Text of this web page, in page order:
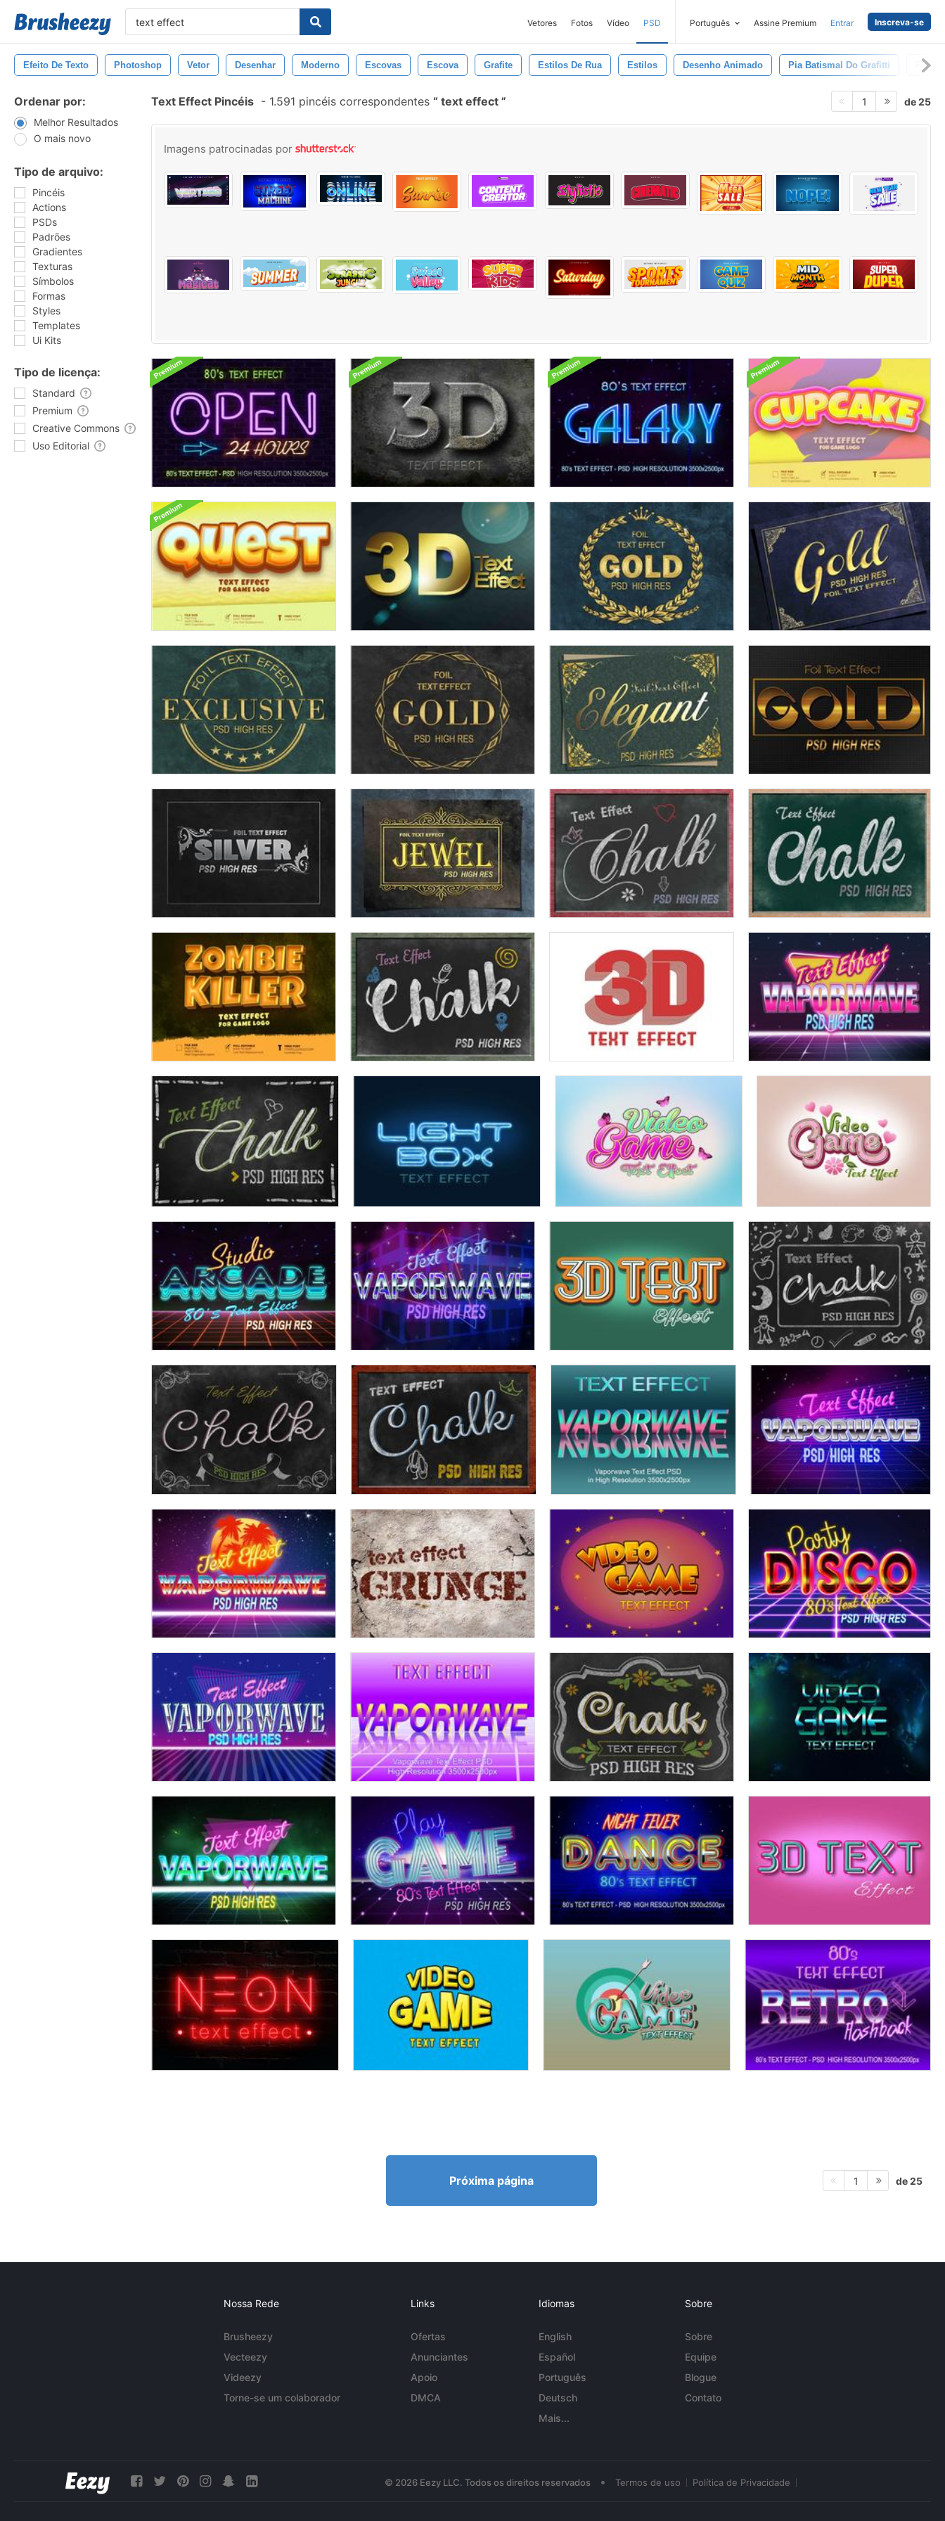
Vetores Fotos Vídeo PSD Português Assine Premium Entrar Inscreva-se
Efeito De Texto Photoshop Vetor Desenhar Moderno Escovas Escova Grafite Estilos De Rua Estilos Desenho Animado Pia Batismal Do Grafitti Fx Rua
Ordenar por:
Melhor Resultados
O mais novo
Tipo de arquivo:
Pincéis
Actions
PSDs
Padrões
Gradientes
Texturas
Símbolos
Formas
Styles
Templates
Ui Kits
Tipo de licença:
Standard
Premium
Creative Commons
Uso Editorial
Text Effect Pincéis - 1.591 pincéis correspondentes text effect 1 de 25
Imagens patrocinadas por
Próxima página 1 de 25
Nossa Rede
Brusheezy
Vecteezy
Videezy
Torne-se um colaborador
Links
Ofertas
Anunciantes
Apoio
DMCA
Idiomas
English
Español
Português
Deutsch
Mais...
Sobre
Sobre
Equipe
Blogue
Contato
© 2026 Eezy LLC. Todos os direitos reservados • Termos de uso Política de Privacidade